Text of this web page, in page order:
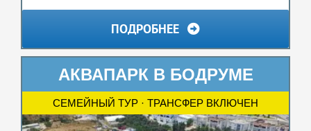
ПОДРОБНЕЕ
АКВАПАРК В БОДРУМЕ
СЕМЕЙНЫЙ ТУР · ТРАНСФЕР ВКЛЮЧЕН